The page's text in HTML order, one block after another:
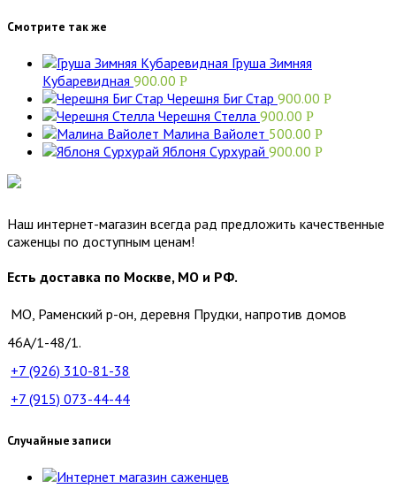
Смотрите так же
Груша Зимняя
Кубаревидная 900.00 Р
Черешня Биг Стар 900.00 Р
Черешня Стелла 900.00 Р
Малина Вайолет 500.00 Р
Яблоня Сурхурай 900.00 Р
Наш интернет-магазин всегда рад предложить качественные
саженцы по доступным ценам!
Есть доставка по Москве, МО и РФ.
МО, Раменский р-он, деревня Прудки, напротив домов
46А/1-48/1.
+7 (926) 310-81-38
+7 (915) 073-44-44
Случайные записи